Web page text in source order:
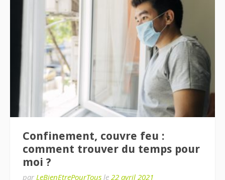
Confinement, couvre feu :
comment trouver du temps pour
moi ?
par LeBienEtrePourTous le 22 avril 2021